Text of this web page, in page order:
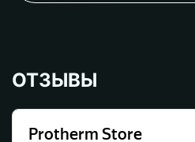
ОТЗЫВЫ